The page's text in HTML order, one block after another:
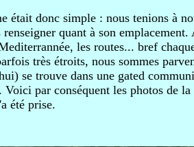
était donc simple : nous tenions à
renseigner quant à son
les routes... bref
très étroits, nous sommes
se trouve dans une gated
Voici par conséquent les photos de
été prise.